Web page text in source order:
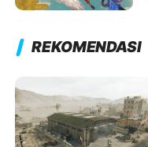
REKOMENDASI